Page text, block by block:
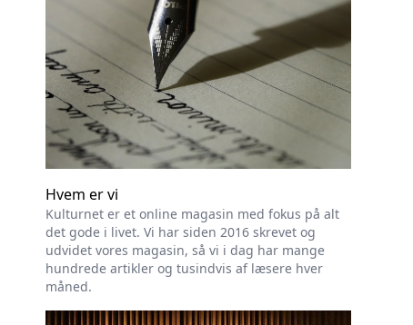
Hvem er vi
Kulturnet er et online magasin med fokus på alt
det gode i livet. Vi har siden 2016 skrevet og
udvidet vores magasin, så vi i dag har mange
hundrede artikler og tusindvis af læsere hver
måned.